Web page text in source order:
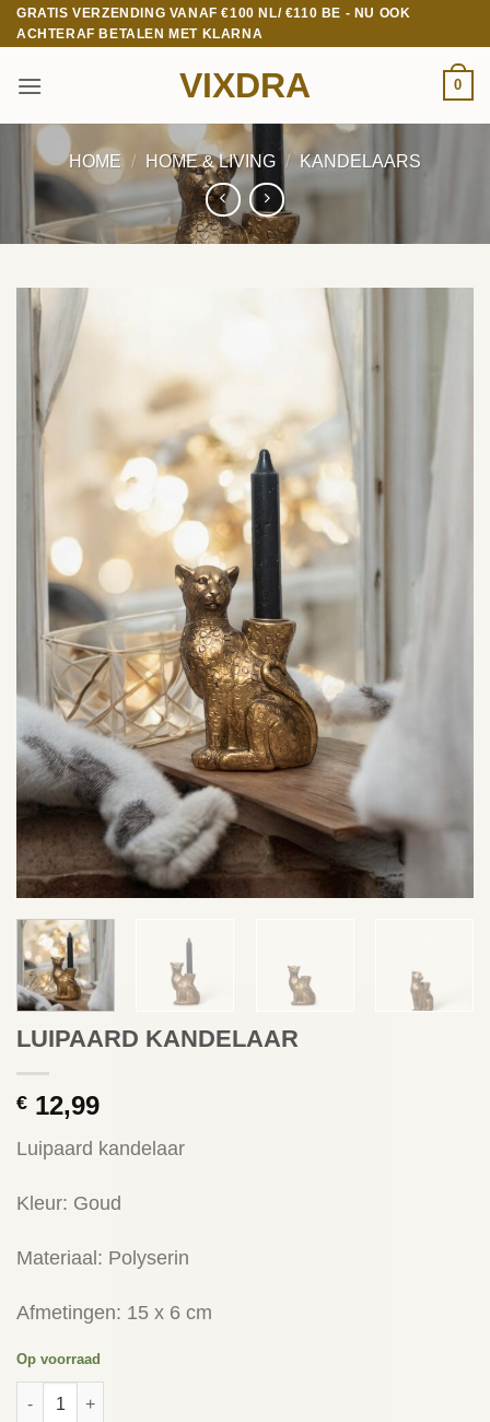
Ga
naar
GRATIS VERZENDING VANAF €100 NL/ €110 BE - NU OOK
ACHTERAF BETALEN MET KLARNA
VIXDRA 0
HOME / HOME & LIVING / KANDELAARS
LUIPAARD KANDELAAR
€ 12,99
Luipaard kandelaar
Kleur: Goud
Materiaal: Polyserin
Afmetingen: 15 x 6 cm
Op voorraad
LUIPAARD KANDELAAR aantal